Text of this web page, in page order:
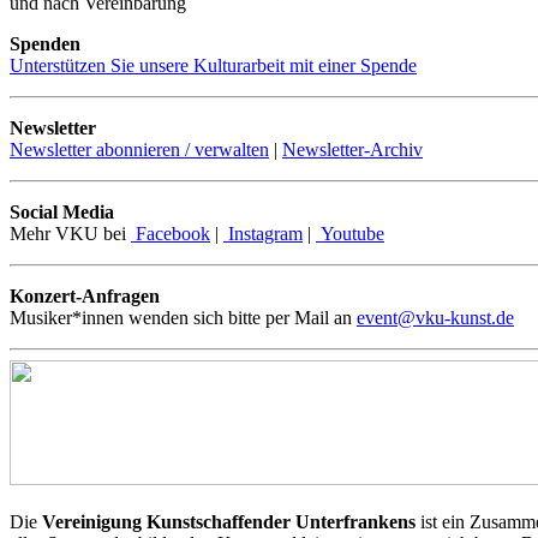
Spenden
Unterstützen Sie unsere Kulturarbeit mit einer Spende
Newsletter
Newsletter abonnieren / verwalten | Newsletter-Archiv
Social Media
Mehr VKU bei Facebook | Instagram | Youtube
Konzert-Anfragen
Musiker*innen wenden sich bitte per Mail an event@vku-kunst.de
Die Vereinigung Kunstschaffender Unterfrankens ist ein